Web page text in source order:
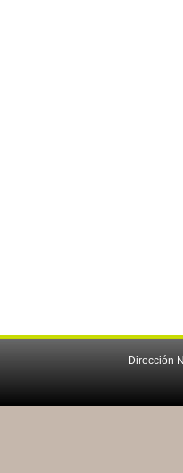
Dirección